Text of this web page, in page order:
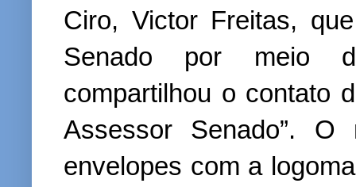
Ciro, Victor Freitas,
Senado por meio
compartilhou o contato
Assessor Senado”. O
envelopes com a